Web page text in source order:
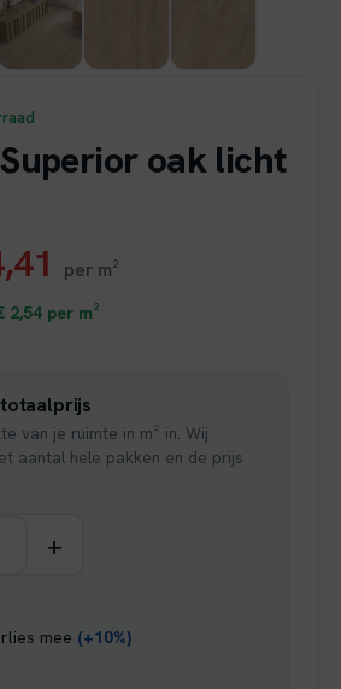
oak licht
Huidige
prijs
€ 14,41.
per m²
2,54per m²
van je ruimte in m² in. Wij
aantal hele pakken en de prijs
+
mee (+10%)